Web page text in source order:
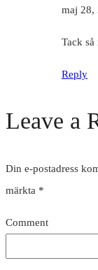
maj 28,
Tack
Reply
Leave a
Din e-postadress
märkta *
Comment